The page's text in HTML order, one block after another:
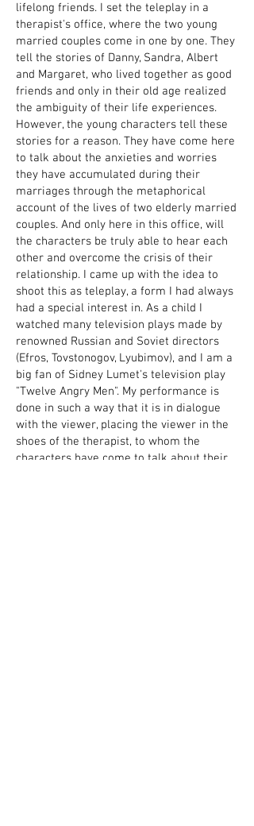
lifelong friends. I set the teleplay in a
therapist's office, where the two young
married couples come in one by one. They
tell the stories of Danny, Sandra, Albert
and Margaret, who lived together as good
friends and only in their old age realized
the ambiguity of their life experiences.
However, the young characters tell these
stories for a reason. They have come here
to talk about the anxieties and worries
they have accumulated during their
marriages through the metaphorical
account of the lives of two elderly married
couples. And only here in this office, will
the characters be truly able to hear each
other and overcome the crisis of their
relationship. I came up with the idea to
shoot this as teleplay, a form I had always
had a special interest in. As a child I
watched many television plays made by
renowned Russian and Soviet directors
(Efros, Tovstonogov, Lyubimov), and I am a
big fan of Sidney Lumet's television play
"Twelve Angry Men". My performance is
done in such a way that it is in dialogue
with the viewer, placing the viewer in the
shoes of the therapist, to whom the
characters have come to talk about their